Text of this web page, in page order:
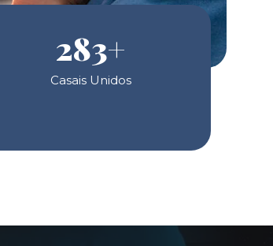
283+
Casais Unidos